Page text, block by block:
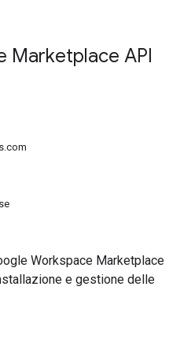
Marketplace API
Workspace Marketplace
e gestione delle